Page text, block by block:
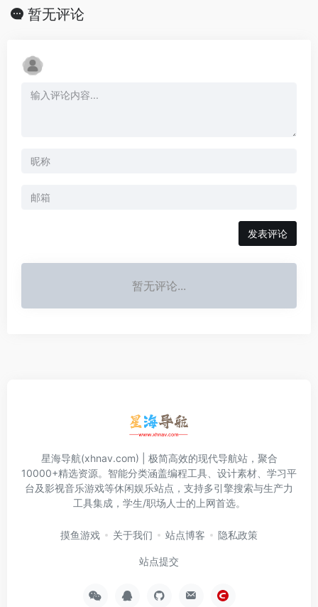
暂无评论
发表评论
暂无评论...
星海导航(xhnav.com) | 极简高效的现代导航站，聚合
10000+精选资源。智能分类涵盖编程工具、设计素材、学习平
台及影视音乐游戏等休闲娱乐站点，支持多引擎搜索与生产力
工具集成，学生/职场人士的上网首选。
摸鱼游戏 关于我们 站点博客 隐私政策
站点提交